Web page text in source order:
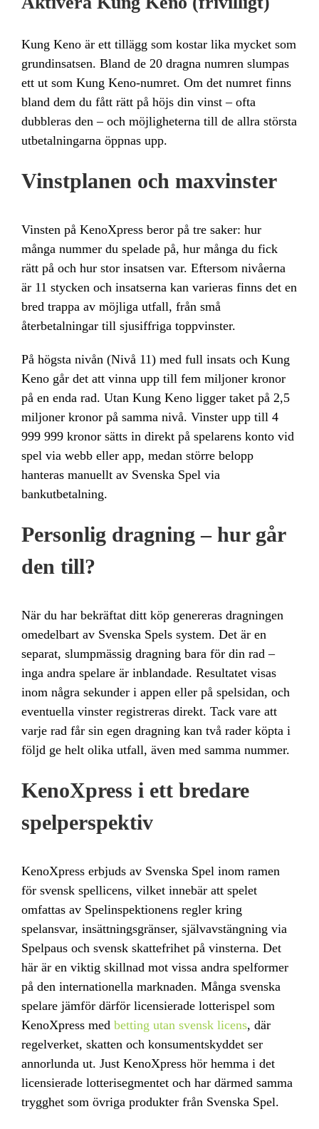
Kung Keno är ett tillägg som kostar lika mycket som
grundinsatsen. Bland de 20 dragna numren slumpas
ett ut som Kung Keno-numret. Om det numret finns
bland dem du fått rätt på höjs din vinst – ofta
dubbleras den – och möjligheterna till de allra största
utbetalningarna öppnas upp.
Vinstplanen och maxvinster
Vinsten på KenoXpress beror på tre saker: hur
många nummer du spelade på, hur många du fick
rätt på och hur stor insatsen var. Eftersom nivåerna
är 11 stycken och insatserna kan varieras finns det en
bred trappa av möjliga utfall, från små
återbetalningar till sjusiffriga toppvinster.
På högsta nivån (Nivå 11) med full insats och Kung
Keno går det att vinna upp till fem miljoner kronor
på en enda rad. Utan Kung Keno ligger taket på 2,5
miljoner kronor på samma nivå. Vinster upp till 4
999 999 kronor sätts in direkt på spelarens konto vid
spel via webb eller app, medan större belopp
hanteras manuellt av Svenska Spel via
bankutbetalning.
Personlig dragning – hur går
den till?
När du har bekräftat ditt köp genereras dragningen
omedelbart av Svenska Spels system. Det är en
separat, slumpmässig dragning bara för din rad –
inga andra spelare är inblandade. Resultatet visas
inom några sekunder i appen eller på spelsidan, och
eventuella vinster registreras direkt. Tack vare att
varje rad får sin egen dragning kan två rader köpta i
följd ge helt olika utfall, även med samma nummer.
KenoXpress i ett bredare
spelperspektiv
KenoXpress erbjuds av Svenska Spel inom ramen
för svensk spellicens, vilket innebär att spelet
omfattas av Spelinspektionens regler kring
spelansvar, insättningsgränser, självavstängning via
Spelpaus och svensk skattefrihet på vinsterna. Det
här är en viktig skillnad mot vissa andra spelformer
på den internationella marknaden. Många svenska
spelare jämför därför licensierade lotterispel som
KenoXpress med betting utan svensk licens, där
regelverket, skatten och konsumentskyddet ser
annorlunda ut. Just KenoXpress hör hemma i det
licensierade lotterisegmentet och har därmed samma
trygghet som övriga produkter från Svenska Spel.